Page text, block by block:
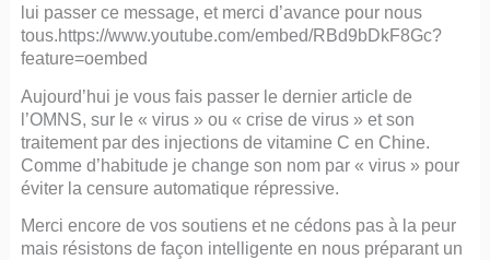
lui passer ce message, et merci d’avance pour nous
tous.https://www.youtube.com/embed/RBd9bDkF8Gc?
feature=oembed
Aujourd’hui je vous fais passer le dernier article de
l’OMNS, sur le « virus » ou « crise de virus » et son
traitement par des injections de vitamine C en Chine.
Comme d’habitude je change son nom par « virus » pour
éviter la censure automatique répressive.
Merci encore de vos soutiens et ne cédons pas à la peur
mais résistons de façon intelligente en nous préparant un